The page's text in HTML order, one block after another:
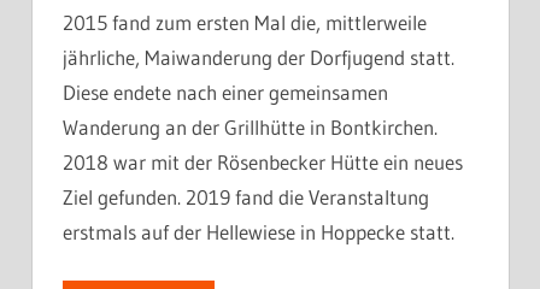
2015 fand zum ersten Mal die, mittlerweile
jährliche, Maiwanderung der Dorfjugend statt.
Diese endete nach einer gemeinsamen
Wanderung an der Grillhütte in Bontkirchen.
2018 war mit der Rösenbecker Hütte ein neues
Ziel gefunden. 2019 fand die Veranstaltung
erstmals auf der Hellewiese in Hoppecke statt.